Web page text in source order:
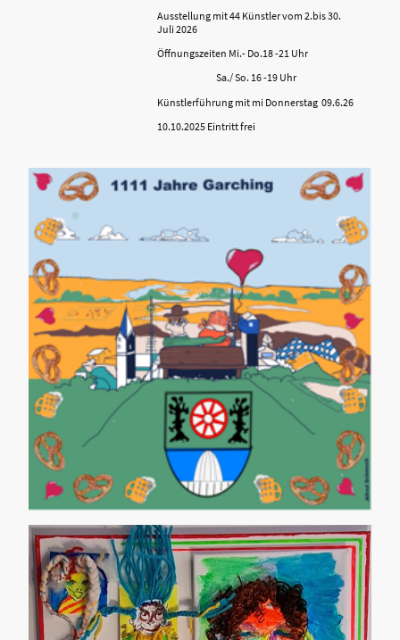
Ausstellung mit 44 Künstler vom 2.bis 30.
Juli 2026
Öffnungszeiten Mi.- Do.18 -21 Uhr
Sa./ So. 16 -19 Uhr
Künstlerführung mit mi Donnerstag 09.6.26
10.10.2025 Eintritt frei